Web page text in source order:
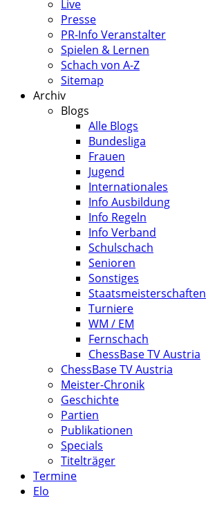
Live
Presse
PR-Info Veranstalter
Spielen & Lernen
Schach von A-Z
Sitemap
Archiv
Blogs
Alle Blogs
Bundesliga
Frauen
Jugend
Internationales
Info Ausbildung
Info Regeln
Info Verband
Schulschach
Senioren
Sonstiges
Staatsmeisterschaften
Turniere
WM / EM
Fernschach
ChessBase TV Austria
ChessBase TV Austria
Meister-Chronik
Geschichte
Partien
Publikationen
Specials
Titelträger
Termine
Elo